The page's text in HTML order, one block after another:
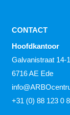
CONTACT
Hoofdkantoor
Galvanistraat 14-1
6716 AE Ede
+31 (0) 88 123 0